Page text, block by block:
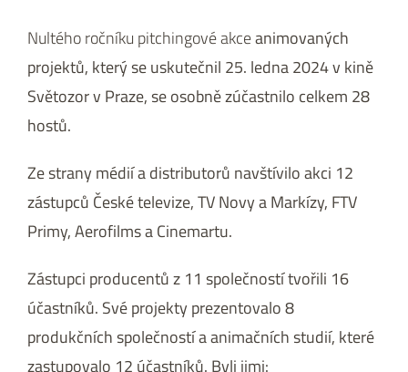
Nultého ročníku pitchingové akceanimovaných
projektů, který se uskutečnil 25. ledna 2024 v kině
Světozor v Praze, se osobně zúčastnilo celkem 28
hostů.
Ze strany médií a distributorů navštívilo akci 12
zástupců České televize, TV Novy a Markízy, FTV
Primy, Aerofilms a Cinemartu.
Zástupci producentů z 11 společností tvořili 16
účastníků. Své projekty prezentovalo 8
produkčních společností a animačních studií, které
zastupovalo 12 účastníků. Byli jimi: